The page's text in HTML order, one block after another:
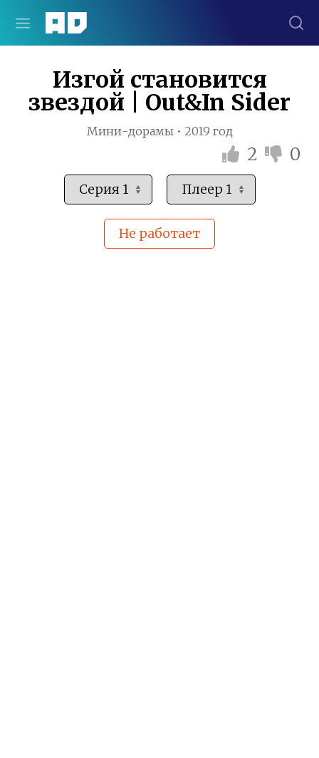
Изгой становится
звездой | Out&In Sider
Мини-дорамы • 2019 год
2 0
Не работает